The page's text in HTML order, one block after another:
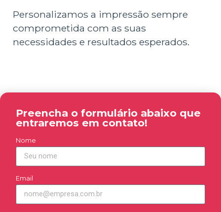
Personalizamos a impressão sempre
comprometida com as suas
necessidades e resultados esperados.
Preencha o formulário abaixo que
entraremos em contato!
Nome
Email